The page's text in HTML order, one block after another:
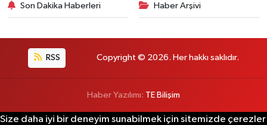
Son Dakika Haberleri Haber Arşivi
RSS Copyright © 2026. Her hakkı saklıdır.
Haber Yazılımı: TE Bilişim
Size daha iyi bir deneyim sunabilmek için sitemizde çerezler